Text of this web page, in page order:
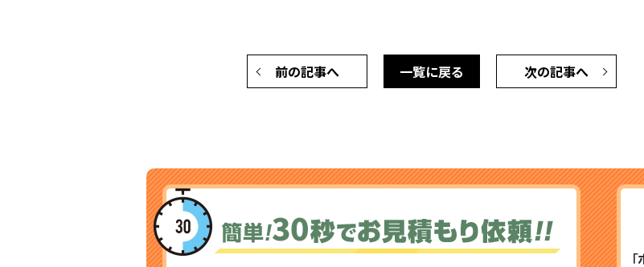
前の記事へ 次の記事へ
一覧に戻る